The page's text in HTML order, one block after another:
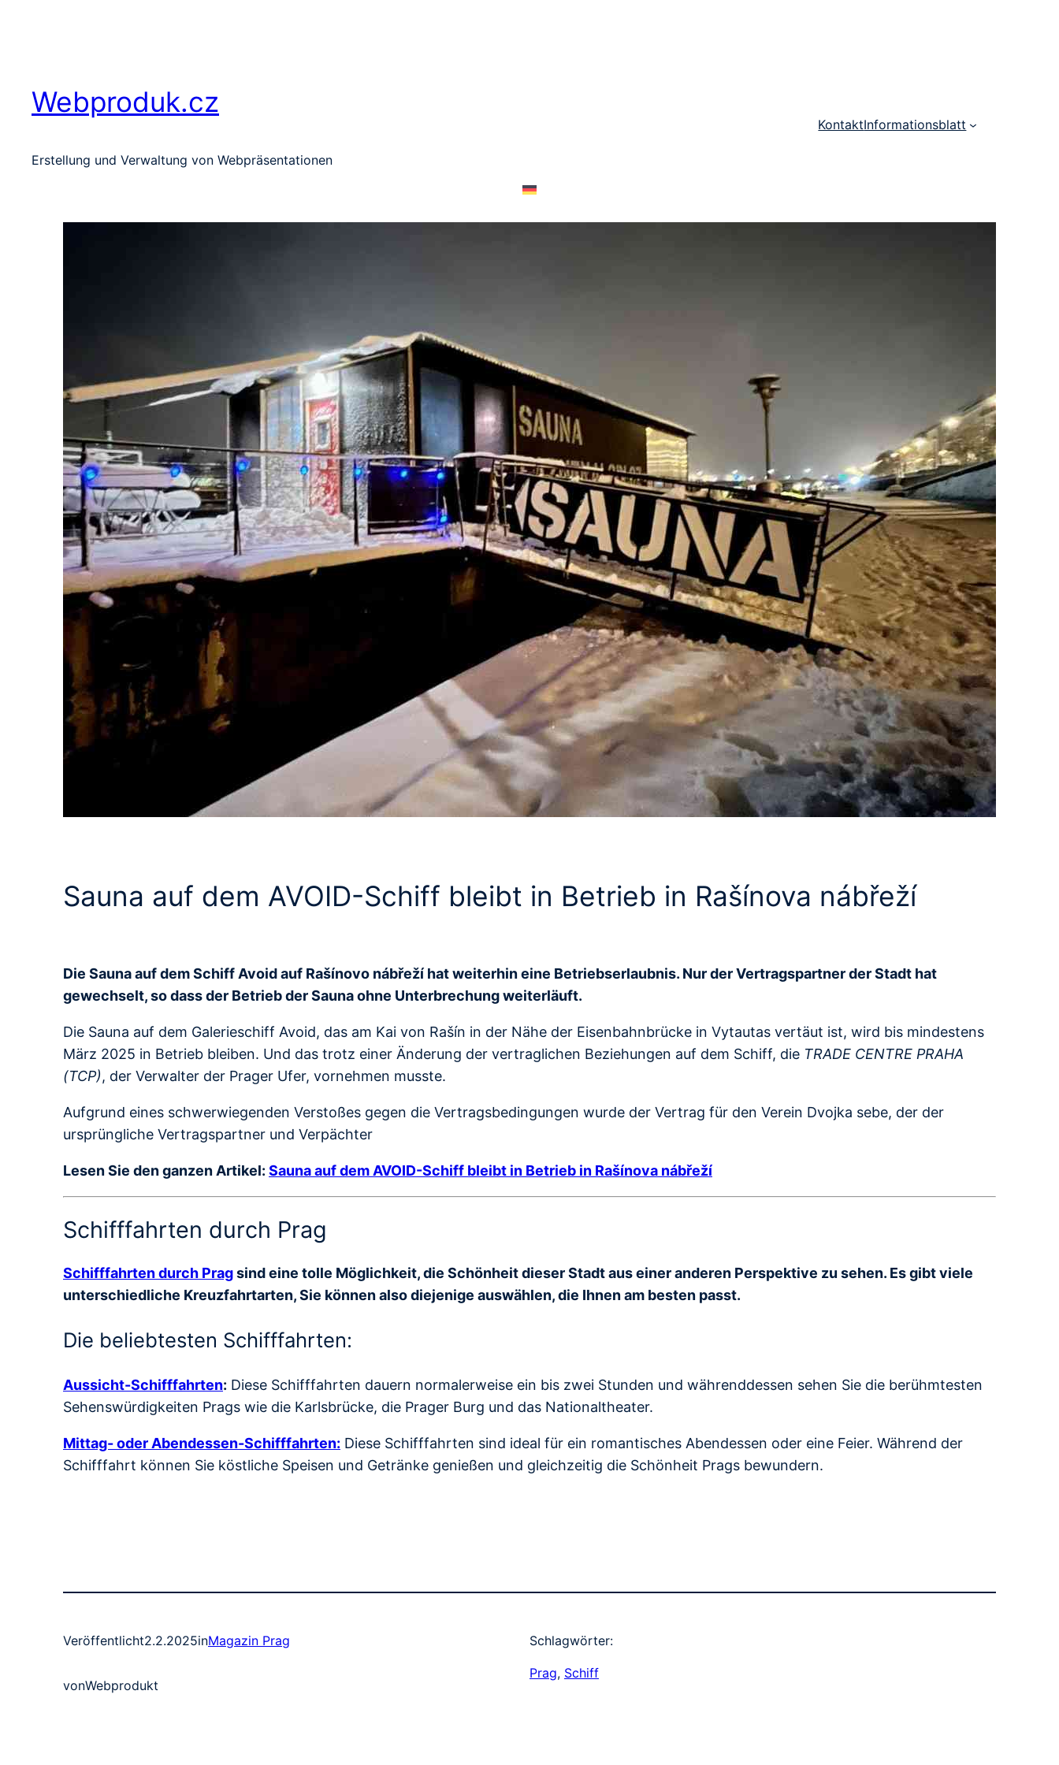
Webproduk.cz
Erstellung und Verwaltung von Webpräsentationen
KontaktInformationsblatt
Sauna auf dem AVOID-Schiff bleibt in Betrieb in Rašínova nábřeží
Die Sauna auf dem Schiff Avoid auf Rašínovo nábřeží hat weiterhin eine Betriebserlaubnis. Nur der Vertragspartner der Stadt hat
gewechselt, so dass der Betrieb der Sauna ohne Unterbrechung weiterläuft.
Die Sauna auf dem Galerieschiff Avoid, das am Kai von Rašín in der Nähe der Eisenbahnbrücke in Vytautas vertäut ist, wird bis mindestens
März 2025 in Betrieb bleiben. Und das trotz einer Änderung der vertraglichen Beziehungen auf dem Schiff, die TRADE CENTRE PRAHA
(TCP), der Verwalter der Prager Ufer, vornehmen musste.
Aufgrund eines schwerwiegenden Verstoßes gegen die Vertragsbedingungen wurde der Vertrag für den Verein Dvojka sebe, der der
ursprüngliche Vertragspartner und Verpächter
Lesen Sie den ganzen Artikel: Sauna auf dem AVOID-Schiff bleibt in Betrieb in Rašínova nábřeží
Schifffahrten durch Prag
Schifffahrten durch Pragsind eine tolle Möglichkeit, die Schönheit dieser Stadt aus einer anderen Perspektive zu sehen. Es gibt viele
unterschiedliche Kreuzfahrtarten, Sie können also diejenige auswählen, die Ihnen am besten passt.
Die beliebtesten Schifffahrten:
Aussicht-Schifffahrten: Diese Schifffahrten dauern normalerweise ein bis zwei Stunden und währenddessen sehen Sie die berühmtesten
Sehenswürdigkeiten Prags wie die Karlsbrücke, die Prager Burg und das Nationaltheater.
Mittag- oder Abendessen-Schifffahrten: Diese Schifffahrten sind ideal für ein romantisches Abendessen oder eine Feier. Während der
Schifffahrt können Sie köstliche Speisen und Getränke genießen und gleichzeitig die Schönheit Prags bewundern.
Veröffentlicht2.2.2025inMagazin Prag
vonWebprodukt
Schlagwörter:
Prag, Schiff